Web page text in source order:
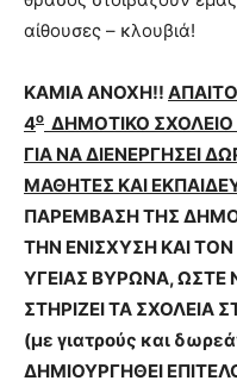
αίθουσες – κλουβιά!
ΚΑΜΙΑ ΑΝΟΧΗ!!
4ο ΔΗΜΟΤΙΚΟ
ΓΙΑ ΝΑ ΔΙΕΝΕΡΓΗΣΕΙ
ΜΑΘΗΤΕΣ ΚΑΙ
ΠΑΡΕΜΒΑΣΗ ΤΗΣ
ΤΗΝ ΕΝΙΣΧΥΣΗ ΚΑΙ
ΥΓΕΙΑΣ ΒΥΡΩΝΑ, ΩΣΤΕ
ΣΤΗΡΙΖΕΙ ΤΑ ΣΧΟΛΕΙΑ
(με γιατρούς και
ΔΗΜΙΟΥΡΓΗΘΕΙ